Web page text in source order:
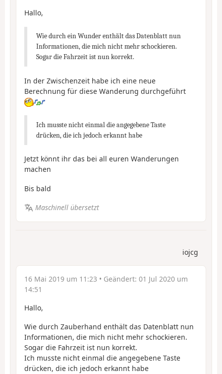
Hallo,
Wie durch ein Wunder enthält das Datenblatt nun
Informationen, die mich nicht mehr schockieren.
Sogar die Fahrzeit ist nun korrekt.
In der Zwischenzeit habe ich eine neue
Berechnung für diese Wanderung durchgeführt
Ich musste nicht einmal die angegebene Taste
drücken, die ich jedoch erkannt habe
Jetzt könnt ihr das bei all euren Wanderungen
machen
Bis bald
Maschinell übersetzt
iojcg
16 Mai 2019 um 11:23 • Geändert: 01 Jul 2020 um
14:51
Hallo,
Wie durch Zauberhand enthält das Datenblatt nun
Informationen, die mich nicht mehr schockieren.
Sogar die Fahrzeit ist nun korrekt.
Ich musste nicht einmal die angegebene Taste
drücken, die ich jedoch erkannt habe